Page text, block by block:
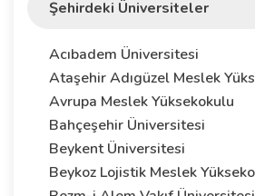
Beyoğlu [1]
Büyükçekmece [0]
Çatalca [0]
Çekmeköy [0]
Esenler [0]
Esenyurt [0]
Eyüp [0]
Şehirdeki Üniversiteler
Acıbadem Üniversitesi
Avrupa Meslek Yüksekokulu
Bahçeşehir Üniversitesi
Beykent Üniversitesi